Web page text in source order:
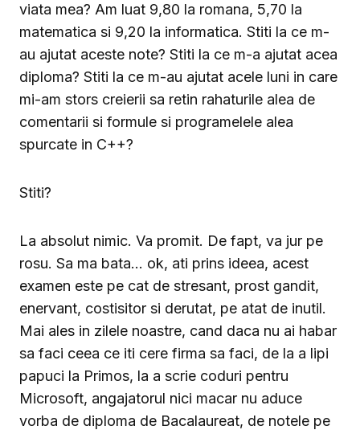
viata mea? Am luat 9,80 la romana, 5,70 la
matematica si 9,20 la informatica. Stiti la ce m-
au ajutat aceste note? Stiti la ce m-a ajutat acea
diploma? Stiti la ce m-au ajutat acele luni in care
mi-am stors creierii sa retin rahaturile alea de
comentarii si formule si programelele alea
spurcate in C++?
Stiti?
La absolut nimic. Va promit. De fapt, va jur pe
rosu. Sa ma bata… ok, ati prins ideea, acest
examen este pe cat de stresant, prost gandit,
enervant, costisitor si derutat, pe atat de inutil.
Mai ales in zilele noastre, cand daca nu ai habar
sa faci ceea ce iti cere firma sa faci, de la a lipi
papuci la Primos, la a scrie coduri pentru
Microsoft, angajatorul nici macar nu aduce
vorba de diploma de Bacalaureat, de notele pe